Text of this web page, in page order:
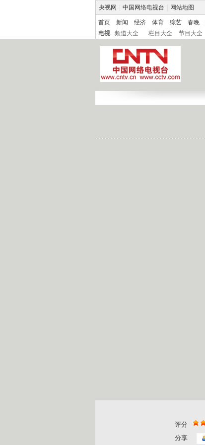
央视网 中国网络电视台 网站地图
首页 新闻 经济 体育 综艺 春晚
电视
频道大全 栏目大全 节目大全
评分
分享